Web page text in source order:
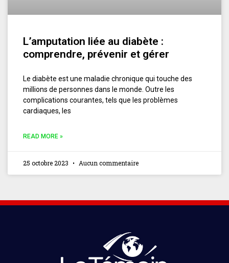
L’amputation liée au diabète :
comprendre, prévenir et gérer
Le diabète est une maladie chronique qui touche des
millions de personnes dans le monde. Outre les
complications courantes, tels que les problèmes
cardiaques, les
READ MORE »
25 octobre 2023 Aucun commentaire